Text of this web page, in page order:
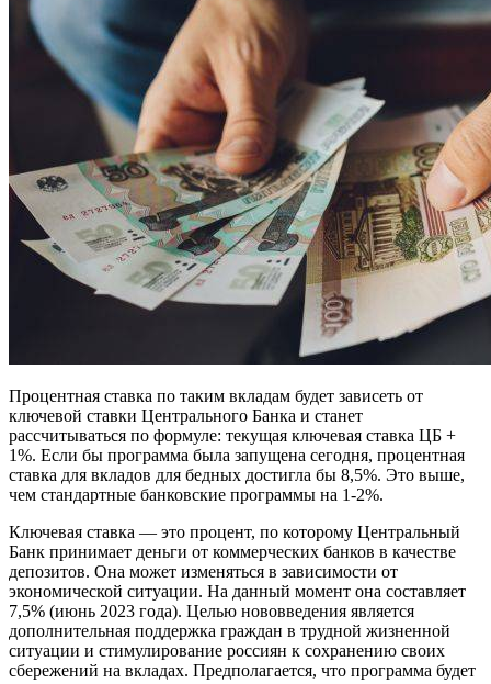
Процентная ставка по таким вкладам будет зависеть от
ключевой ставки Центрального Банка и станет
рассчитываться по формуле: текущая ключевая ставка ЦБ +
1%. Если бы программа была запущена сегодня, процентная
ставка для вкладов для бедных достигла бы 8,5%. Это выше,
чем стандартные банковские программы на 1-2%.
Ключевая ставка — это процент, по которому Центральный
Банк принимает деньги от коммерческих банков в качестве
депозитов. Она может изменяться в зависимости от
экономической ситуации. На данный момент она составляет
7,5% (июнь 2023 года). Целью нововведения является
дополнительная поддержка граждан в трудной жизненной
ситуации и стимулирование россиян к сохранению своих
сбережений на вкладах. Предполагается, что программа будет